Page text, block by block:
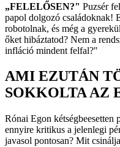
„FELELŐSEN?" Puzsér
papol dolgozó családoknak!
robotolnak, és még a
őket hibáztatod? Nem a
infláció mindent felfal?"
AMI EZUTÁN
SOKKOLTA AZ
Rónai Egon kétségbeesetten
ennyire kritikus a jelenlegi
javasol pontosan? Mit